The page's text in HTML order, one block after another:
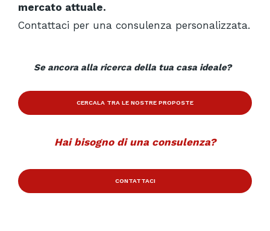
mercato attuale.
Contattaci per una consulenza personalizzata.
Se ancora alla ricerca della tua casa ideale?
CERCALA TRA LE NOSTRE PROPOSTE
Hai bisogno di una consulenza?
CONTATTACI